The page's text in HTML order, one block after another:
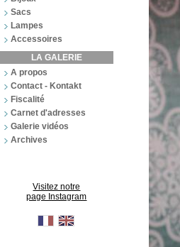
Sacs
Lampes
Accessoires
LA GALERIE
A propos
Contact - Kontakt
Fiscalité
Carnet d'adresses
Galerie vidéos
Archives
Visitez notre
page Instagram